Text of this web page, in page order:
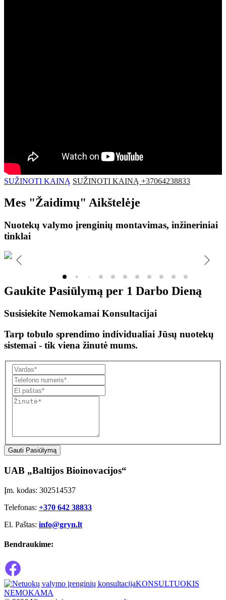
SUŽINOTI KAINĄ SUŽINOTI KAINĄ +37064238833
Mes "Žaidimų" Aikštelėje
Nuotekų valymo įrenginių montavimas, inžineriniai
tinklai
Gaukite Pasiūlymą per 1 Darbo Dieną
Susisiekite Nemokamai Konsultacijai
Tarp tobulo sprendimo individualiai Jūsų nuotekų
sistemai - tik viena žinutė mums.
Gauti Pasiūlymą
UAB „Baltijos Bioinovacijos“
Įm. kodas: 302514537
Telefonas: +370 642 38833
El. Paštas: info@gryn.lt
Bendraukime:
KONSULTUOKIS
NEMOKAMA